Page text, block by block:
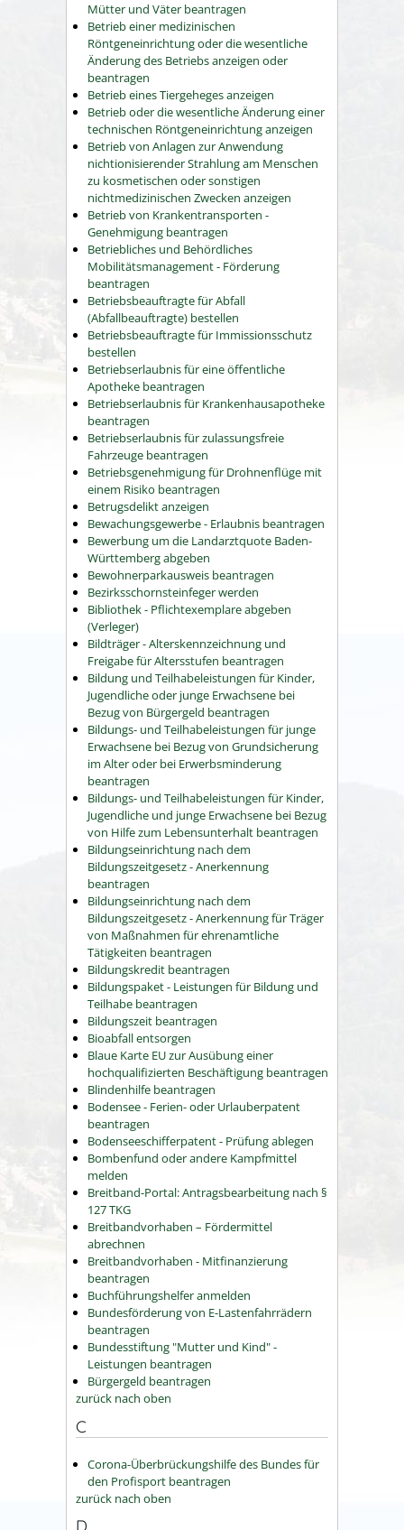
Mütter und Väter beantragen
Betrieb einer medizinischen
Röntgeneinrichtung oder die wesentliche
Änderung des Betriebs anzeigen oder
beantragen
Betrieb eines Tiergeheges anzeigen
Betrieb oder die wesentliche Änderung einer
technischen Röntgeneinrichtung anzeigen
Betrieb von Anlagen zur Anwendung
nichtionisierender Strahlung am Menschen
zu kosmetischen oder sonstigen
nichtmedizinischen Zwecken anzeigen
Betrieb von Krankentransporten -
Genehmigung beantragen
Betriebliches und Behördliches
Mobilitätsmanagement - Förderung
beantragen
Betriebsbeauftragte für Abfall
(Abfallbeauftragte) bestellen
Betriebsbeauftragte für Immissionsschutz
bestellen
Betriebserlaubnis für eine öffentliche
Apotheke beantragen
Betriebserlaubnis für Krankenhausapotheke
beantragen
Betriebserlaubnis für zulassungsfreie
Fahrzeuge beantragen
Betriebsgenehmigung für Drohnenflüge mit
einem Risiko beantragen
Betrugsdelikt anzeigen
Bewachungsgewerbe - Erlaubnis beantragen
Bewerbung um die Landarztquote Baden-
Württemberg abgeben
Bewohnerparkausweis beantragen
Bezirksschornsteinfeger werden
Bibliothek - Pflichtexemplare abgeben
(Verleger)
Bildträger - Alterskennzeichnung und
Freigabe für Altersstufen beantragen
Bildung und Teilhabeleistungen für Kinder,
Jugendliche oder junge Erwachsene bei
Bezug von Bürgergeld beantragen
Bildungs- und Teilhabeleistungen für junge
Erwachsene bei Bezug von Grundsicherung
im Alter oder bei Erwerbsminderung
beantragen
Bildungs- und Teilhabeleistungen für Kinder,
Jugendliche und junge Erwachsene bei Bezug
von Hilfe zum Lebensunterhalt beantragen
Bildungseinrichtung nach dem
Bildungszeitgesetz - Anerkennung
beantragen
Bildungseinrichtung nach dem
Bildungszeitgesetz - Anerkennung für Träger
von Maßnahmen für ehrenamtliche
Tätigkeiten beantragen
Bildungskredit beantragen
Bildungspaket - Leistungen für Bildung und
Teilhabe beantragen
Bildungszeit beantragen
Bioabfall entsorgen
Blaue Karte EU zur Ausübung einer
hochqualifizierten Beschäftigung beantragen
Blindenhilfe beantragen
Bodensee - Ferien- oder Urlauberpatent
beantragen
Bodenseeschifferpatent - Prüfung ablegen
Bombenfund oder andere Kampfmittel
melden
Breitband-Portal: Antragsbearbeitung nach §
127 TKG
Breitbandvorhaben – Fördermittel
abrechnen
Breitbandvorhaben - Mitfinanzierung
beantragen
Buchführungshelfer anmelden
Bundesförderung von E-Lastenfahrrädern
beantragen
Bundesstiftung "Mutter und Kind" -
Leistungen beantragen
Bürgergeld beantragen
zurück nach oben
C
Corona-Überbrückungshilfe des Bundes für
den Profisport beantragen
zurück nach oben